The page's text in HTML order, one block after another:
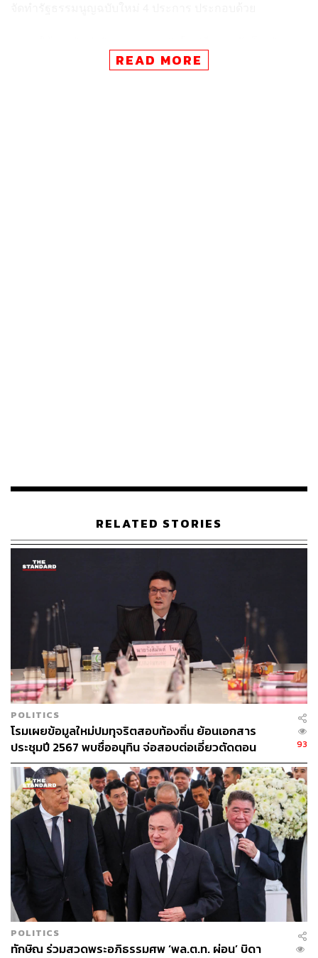
ประชาชนมากที่สุด แต่ต้องไม่ขัดหรือแย้งกับคำวินิจฉัย
ของศาลรัฐธรรมนูญ ที่ 18/2568 เมื่อวันที่ 10 กันยายน
การให้ความเห็นชอบร่างรัฐธรรมนูญที่ สสร. ได้จัดทำ
โดยให้ทุกเสียงของสมาชิกรัฐสภามีความเสมอภาค
เท่าเทียมกัน และมติเห็นชอบของรัฐสภาให้ถือเกณฑ์ไม่
น้อยกว่ากึ่งหนึ่งของจำนวนสมาชิกเท่าที่มีอยู่ของทั้ง
สองสภา
โดยมีสาระสำคัญของร่างแก้ไขมาตรา 256 ตามแผนภูมิ ดังนี้
มี สสร. 152 คน กรรมาธิการยกร่าง 35 คน กรรมาธิการรับ
ฟังความเห็น 35 คน โดยจะใช้เวลาในการจัดทำรัฐธรรมนูญ
ทั้งหมด 300 วัน
อย่างไรก็ตาม พรรคเพื่อไทยมีสมาชิกสภาผู้แทนราษฎร เพียง
74 คนซึ่งไม่เพียงพอต่อการเข้าชื่อเสนอญัตติขอแก้ไขเพิ่มเติม
รัฐธรรมนูญ ตามมาตรา 256 ของรัฐธรรมนูญ ซึ่งจะต้องมี
สมาชิกสภาผู้แทนราษฎรจำนวนไม่น้อยกว่าหนึ่งในห้าของ
จำนวนสมาชิกทั้งหมดเท่าที่มีอยู่ของสภาผู้แทนราษฎร ดังนั้น
เมื่อสมาชิกสภาผู้แทนราษฎร สังกัดพรรคเพื่อไทยได้เข้าชื่อ
เสนอญัตติขอแก้ไขเพิ่มเติมรัฐธรรมนูญครั้งนี้แล้ว ก็จำเป็น
ต้องขอความร่วมมือสมาชิกสภาผู้แทนราษฎร สังกัด
พรรคการเมืองอื่นเพื่อร่วมลงชื่อให้ครบตามที่กฎหมาย
กำหนด เพื่อยื่นญัตติต่อประธานรัฐสภาโดยเร็วต่อไป
“การแก้ไขรัฐธรรมนูญนั้นเป็นเรื่องของส่วนรวมและเป็นเรื่อง
ของประเทศชาติที่เราจำเป็นจะต้องแก้ไขรัฐธรรมนูญ ซึ่ง
พรรคเพื่อไทยคิดว่าไม่จำเป็นจะต้องคิดว่าใครเป็นฝ่ายค้าน
ใครเป็นฝ่ายรัฐบาล วันนี้จึงได้เชิญนางมนพรมาด้วยเพื่อที่จะ
ได้ทำการประสานกับพรรคการเมืองต่างๆ ทำภารกิจที่เคยทำ
READ MORE
RELATED STORIES
POLITICS
โรมเผยข้อมูลใหม่ปมทุจริตสอบท้องถิ่น ย้อนเอกสาร
ประชุมปี 2567 พบชื่ออนุทิน จ่อสอบต่อเอี่ยวตัดตอน
ม.บูรพา หรือไม่
93
POLITICS
ทักษิณ ร่วมสวดพระอภิธรรมศพ ‘พล.ต.ท. ผ่อน’ บิดา